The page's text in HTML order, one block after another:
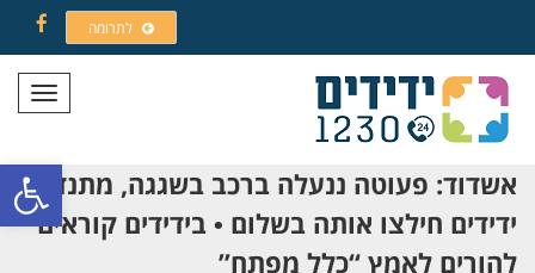
פתח
לתרומה
תפריט
אשדוד: פעוטה ננעלה ברכב בשגגה, מתנדבי
ידידים חילצו אותה בשלום • בידידים קוראים
להורים לאמץ “כלל מפתח”